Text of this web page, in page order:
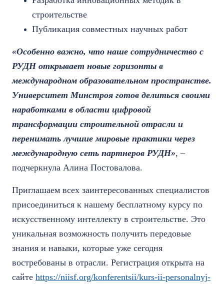
строительстве
Публикация совместных научных работ
«Особенно важно, что наше сотрудничество с
РУДН открывает новые горизонты в
международном образовательном пространстве.
Университет Минстроя готов делиться своими
наработками в области цифровой
трансформации строительной отрасли и
перенимать лучшие мировые практики через
международную сеть партнеров РУДН», –
подчеркнула Алина Постовалова.
Приглашаем всех заинтересованных специалистов
присоединиться к нашему бесплатному курсу по
искусственному интеллекту в строительстве. Это
уникальная возможность получить передовые
знания и навыки, которые уже сегодня
востребованы в отрасли. Регистрация открыта на
сайте https://niisf.org/konferentsii/kurs-ii-personalnyj-